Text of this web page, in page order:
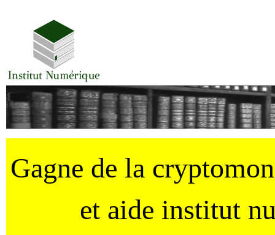
Gagne de la
et aide institut